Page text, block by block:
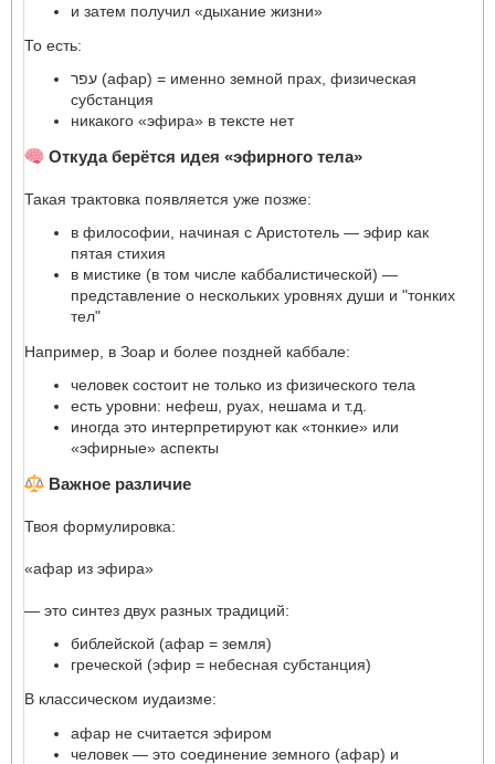
и затем получил «дыхание жизни»
То есть:
עפר (афар) = именно земной прах, физическая
субстанция
никакого «эфира» в тексте нет
Откуда берётся идея «эфирного тела»
Такая трактовка появляется уже позже:
в философии, начиная с Аристотель — эфир как
пятая стихия
в мистике (в том числе каббалистической) —
представление о нескольких уровнях души и "тонких
тел"
Например, в Зоар и более поздней каббале:
человек состоит не только из физического тела
есть уровни: нефеш, руах, нешама и т.д.
иногда это интерпретируют как «тонкие» или
«эфирные» аспекты
Важное различие
Твоя формулировка:
«афар из эфира»
— это синтез двух разных традиций:
библейской (афар = земля)
греческой (эфир = небесная субстанция)
В классическом иудаизме:
афар не считается эфиром
человек — это соединение земного (афар) и